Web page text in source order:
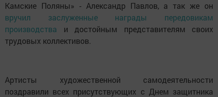
Камские Поляны» - Александр Павлов, а так же он
вручил заслуженные награды передовикам
производства и достойным представителям своих
трудовых коллективов.
Артисты художественной самодеятельности
поздравили всех присутствующих с Днем защитника